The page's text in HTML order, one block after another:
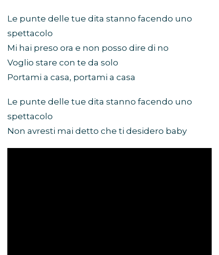
Le punte delle tue dita stanno facendo uno
spettacolo
Mi hai preso ora e non posso dire di no
Voglio stare con te da solo
Portami a casa, portami a casa
Le punte delle tue dita stanno facendo uno
spettacolo
Non avresti mai detto che ti desidero baby